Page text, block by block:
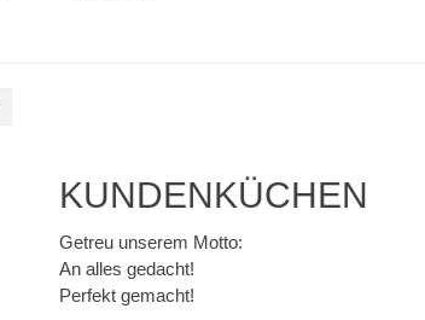
KUNDENKÜCHEN
Getreu unserem Motto:
An alles gedacht!
Perfekt gemacht!